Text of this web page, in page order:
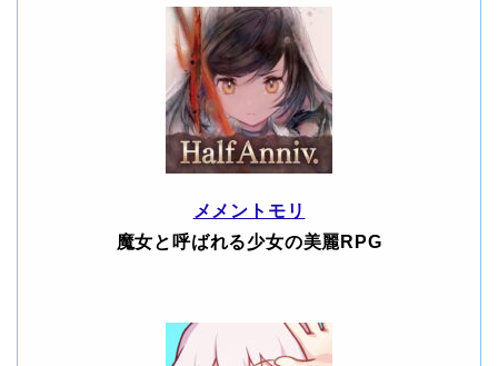
メメントモリ
魔女と呼ばれる少女の美麗RPG